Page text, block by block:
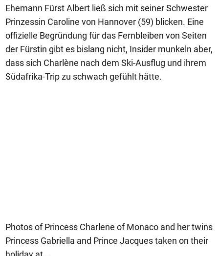
Ehemann Fürst Albert ließ sich mit seiner Schwester
Prinzessin Caroline von Hannover (59) blicken. Eine
offizielle Begründung für das Fernbleiben von Seiten
der Fürstin gibt es bislang nicht, Insider munkeln aber,
dass sich Charlène nach dem Ski-Ausflug und ihrem
Südafrika-Trip zu schwach gefühlt hätte.
Photos of Princess Charlene of Monaco and her twins
Princess Gabriella and Prince Jacques taken on their